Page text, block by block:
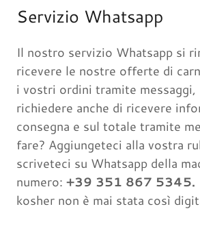
Servizio Whatsapp
Il nostro servizio Whatsapp si
ricevere le nostre offerte di
i vostri ordini tramite
richiedere anche di ricevere
consegna e sul totale tramite
fare? Aggiungeteci alla vostra
scriveteci su Whatsapp della
numero: +39 351 867 5345.
kosher non è mai stata così